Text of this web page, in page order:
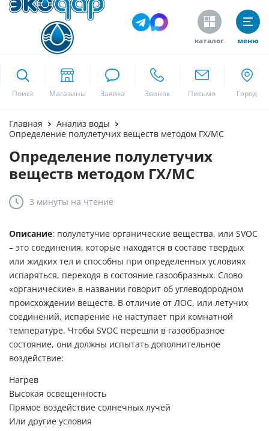
каталог меню
Поиск
Москва
Главная
Анализ воды
Определение полулетучих веществ методом ГХ/МС
Определение полулетучих
веществ методом ГХ/МС
3 минуты на чтение
Описание: полулетучие органические вещества, или SVOC
– это соединения, которые находятся в составе твердых
или жидких тел и способны при определенных условиях
испаряться, переходя в состояние газообразных. Слово
«органические» в названии говорит об углеводородном
происхождении веществ. В отличие от ЛОС, или летучих
соединений, испарение не наступает при комнатной
температуре. Чтобы SVOC перешли в газообразное
состояние, они должны испытать дополнительное
воздействие:
Нагрев
Высокая освещенность
Прямое воздействие солнечных лучей
Или другие условия